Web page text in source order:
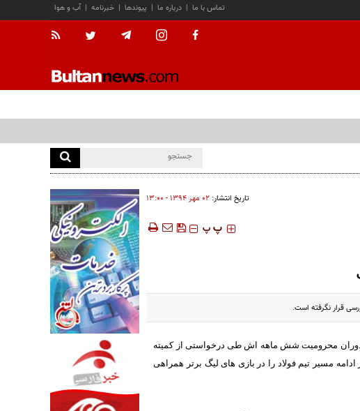
آب و هوا | خبرنامه | پیوندها | درباره ما | تماس با ما
تاریخ انتشار: ۰۲ مهر ۱۳۹۴ - ۱۳:۰۰
‍‍‍ پ پ
قرار نگرفته است.
دوران محرومیت شش ماهه اش طی درخواستی از کمیته
مسیر تیم فولاد را در بازی های لیگ برتر همراهی